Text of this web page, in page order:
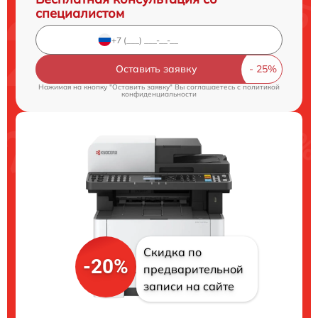
специалистом
Оставить заявку
Нажимая на кнопку "Оставить заявку" Вы соглашаетесь cполитикой
конфиденциальности
-20%
Скидка по
предварительной
записи на сайте